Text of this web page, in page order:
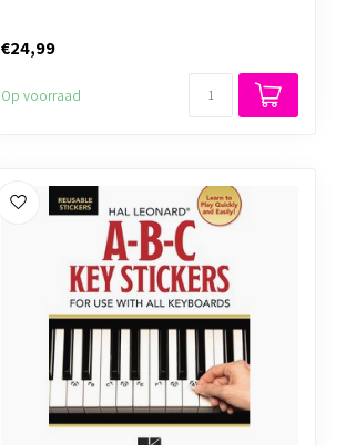
€24,99
Op voorraad